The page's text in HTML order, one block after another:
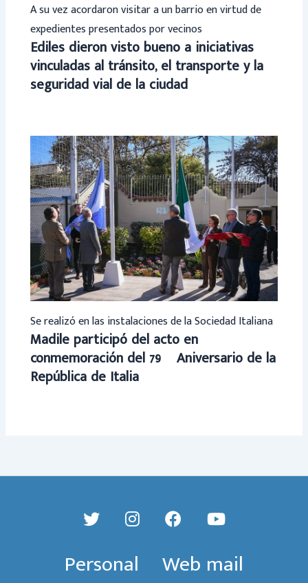
A su vez acordaron visitar a un barrio en virtud de
expedientes presentados por vecinos
Ediles dieron visto bueno a iniciativas
vinculadas al tránsito, el transporte y la
seguridad vial de la ciudad
Se realizó en las instalaciones de la Sociedad Italiana
Madile participó del acto en
conmemoración del 79º Aniversario de la
República de Italia
Personal Web mail